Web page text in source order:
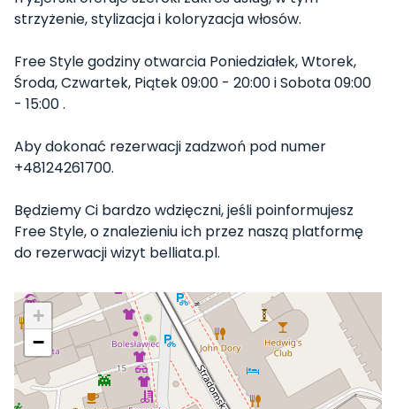
strzyżenie, stylizacja i koloryzacja włosów.
Free Style godziny otwarcia Poniedziałek, Wtorek,
Środa, Czwartek, Piątek 09:00 - 20:00 i Sobota 09:00
- 15:00 .
Aby dokonać rezerwacji zadzwoń pod numer
+48124261700.
Będziemy Ci bardzo wdzięczni, jeśli poinformujesz
Free Style, o znalezieniu ich przez naszą platformę
do rezerwacji wizyt belliata.pl.
+
−